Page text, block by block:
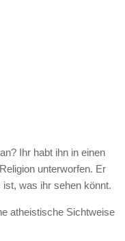
Ihr habt ihn in einen
unterworfen. Er
was ihr sehen könnt.
atheistische Sichtweise